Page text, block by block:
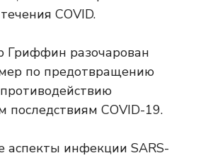
COVID.
Гриффин разочарован
по предотвращению
последствиям COVID-19.
аспекты инфекции SARS-